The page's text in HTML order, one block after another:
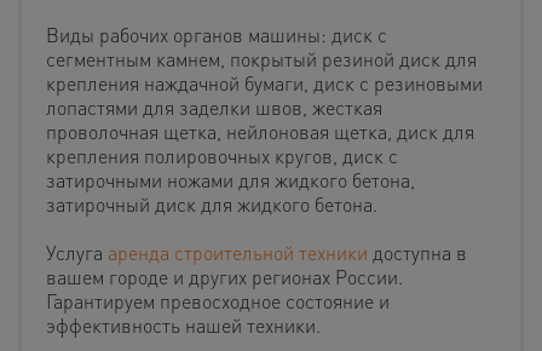
Виды рабочих органов машины: диск с
сегментным камнем, покрытый резиной диск для
крепления наждачной бумаги, диск с резиновыми
лопастями для заделки швов, жесткая
проволочная щетка, нейлоновая щетка, диск для
крепления полировочных кругов, диск с
затирочными ножами для жидкого бетона,
затирочный диск для жидкого бетона.
Услуга аренда строительной техники доступна в
вашем городе и других регионах России.
Гарантируем превосходное состояние и
эффективность нашей техники.